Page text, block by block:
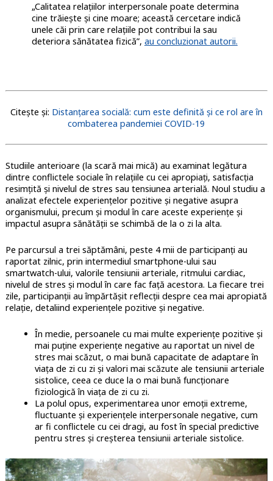
„Calitatea relațiilor interpersonale poate determina
cine trăiește și cine moare; această cercetare indică
unele căi prin care relațiile pot contribui la sau
deteriora sănătatea fizică”, au concluzionat autorii.
Citește și: Distanțarea socială: cum este definită și ce rol are în
combaterea pandemiei COVID-19
Studiile anterioare (la scară mai mică) au examinat legătura
dintre conflictele sociale în relațiile cu cei apropiați, satisfacția
resimțită și nivelul de stres sau tensiunea arterială. Noul studiu a
analizat efectele experiențelor pozitive și negative asupra
organismului, precum și modul în care aceste experiențe și
impactul asupra sănătății se schimbă de la o zi la alta.
Pe parcursul a trei săptămâni, peste 4 mii de participanți au
raportat zilnic, prin intermediul smartphone-ului sau
smartwatch-ului, valorile tensiunii arteriale, ritmului cardiac,
nivelul de stres și modul în care fac față acestora. La fiecare trei
zile, participanții au împărtășit reflecții despre cea mai apropiată
relație, detaliind experiențele pozitive și negative.
În medie, persoanele cu mai multe experiențe pozitive și
mai puține experiențe negative au raportat un nivel de
stres mai scăzut, o mai bună capacitate de adaptare în
viața de zi cu zi și valori mai scăzute ale tensiunii arteriale
sistolice, ceea ce duce la o mai bună funcționare
fiziologică în viața de zi cu zi.
La polul opus, experimentarea unor emoții extreme,
fluctuante și experiențele interpersonale negative, cum
ar fi conflictele cu cei dragi, au fost în special predictive
pentru stres și creșterea tensiunii arteriale sistolice.